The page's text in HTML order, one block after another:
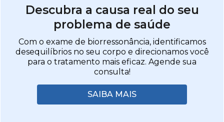
Descubra a causa real do seu
problema de saúde
Com o exame de biorressonância, identificamos
desequilíbrios no seu corpo e direcionamos você
para o tratamento mais eficaz. Agende sua
consulta!
SAIBA MAIS